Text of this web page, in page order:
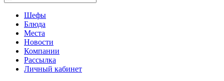
Шефы
Блюда
Места
Новости
Компании
Рассылка
Личный кабинет